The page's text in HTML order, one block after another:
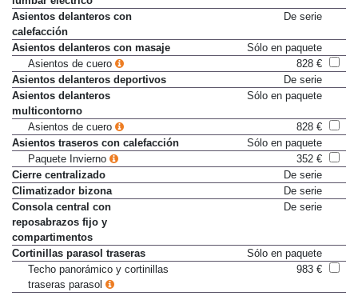
Asientos delanteros con
calefacción
De serie
Asientos delanteros con masaje
Sólo en paquete
Asientos de cuero
828 €
Asientos delanteros deportivos
De serie
Asientos delanteros
multicontorno
Sólo en paquete
Asientos de cuero
828 €
Asientos traseros con calefacción
Sólo en paquete
Paquete Invierno
352 €
Cierre centralizado
De serie
Climatizador bizona
De serie
Consola central con
reposabrazos fijo y
compartimentos
De serie
Cortinillas parasol traseras
Sólo en paquete
Techo panorámico y cortinillas
traseras parasol
983 €